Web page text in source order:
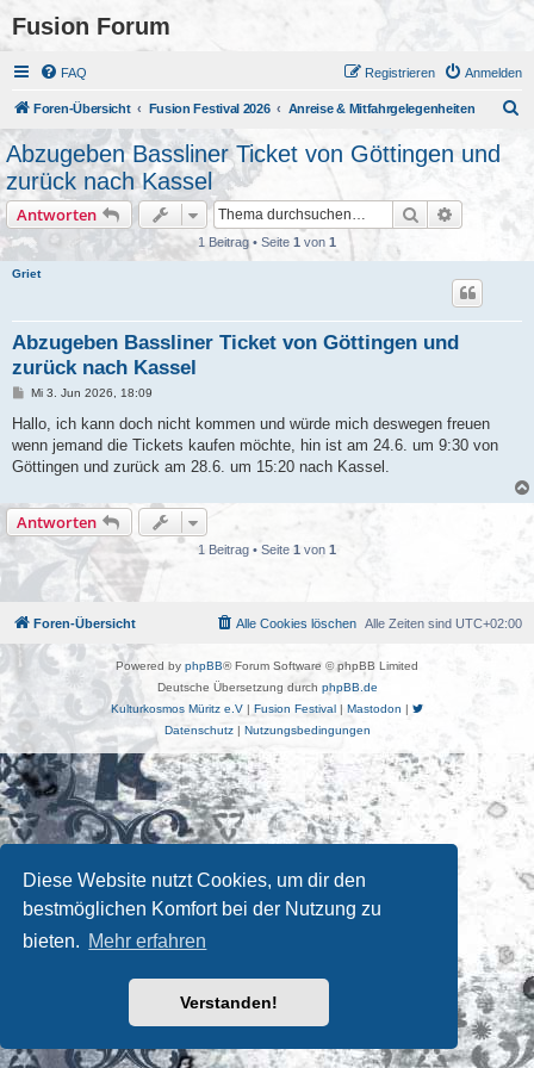
Diese Website nutzt Cookies, um dir den
bestmöglichen Komfort bei der Nutzung zu
bieten. Mehr erfahren
Verstanden!
Fusion Forum
FAQ Anmelden
Registrieren
Foren-Übersicht Fusion Festival 2026 Anreise & Mitfahrgelegenheiten
Abzugeben Bassliner Ticket von Göttingen und
zurück nach Kassel
Antworten Suche
1 Beitrag • Seite 1 von 1
Griet
Abzugeben Bassliner Ticket von Göttingen und
zurück nach Kassel
B
i
r
a
Mi 3. Jun 2026, 18:09
Hallo, ich kann doch nicht kommen und würde mich deswegen freuen
wenn jemand die Tickets kaufen möchte, hin ist am 24.6. um 9:30 von
Göttingen und zurück am 28.6. um 15:20 nach Kassel.
Antworten
1 Beitrag • Seite 1 von 1
Foren-Übersicht Alle Zeiten sind UTC+02:00
Alle Cookies löschen
Powered by phpBB® Forum Software © phpBB Limited
Deutsche Übersetzung durch phpBB.de
Kulturkosmos Müritz e.V | Fusion Festival | Mastodon |
Datenschutz| Nutzungsbedingungen